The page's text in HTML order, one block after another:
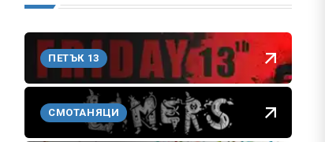
ПЕТЪК 13
СМОТАНЯЦИ